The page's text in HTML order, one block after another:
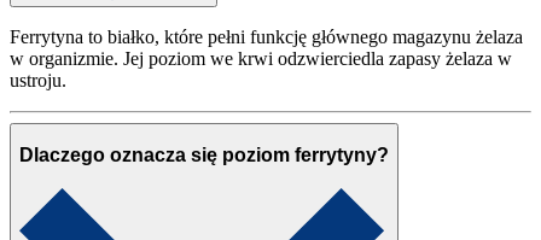
Ferrytyna to białko, które pełni funkcję głównego magazynu żelaza
w organizmie. Jej poziom we krwi odzwierciedla zapasy żelaza w
ustroju.
Dlaczego oznacza się poziom ferrytyny?